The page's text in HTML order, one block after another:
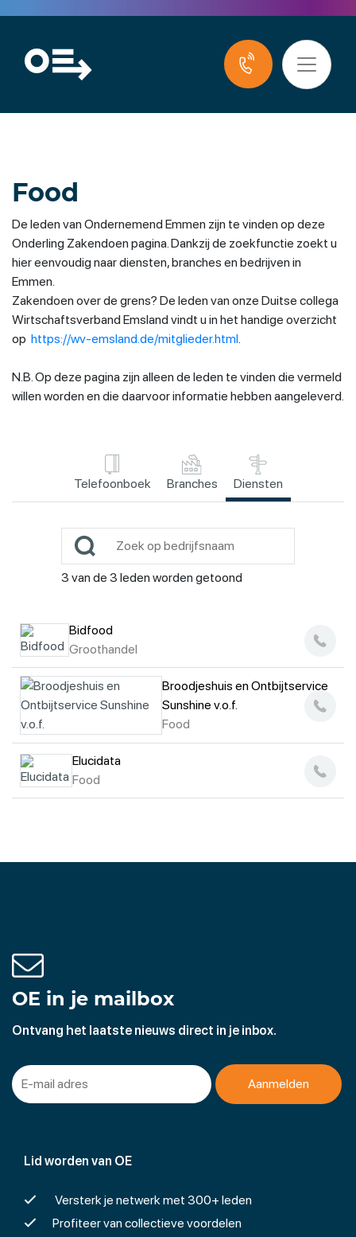
Food
De leden van Ondernemend Emmen zijn te vinden op deze
Onderling Zakendoen pagina. Dankzij de zoekfunctie zoekt u
hier eenvoudig naar diensten, branches en bedrijven in
Emmen.
Zakendoen over de grens? De leden van onze Duitse collega
Wirtschaftsverband Emsland vindt u in het handige overzicht
op https://wv-emsland.de/mitglieder.html.
N.B. Op deze pagina zijn alleen de leden te vinden die vermeld
willen worden en die daarvoor informatie hebben aangeleverd.
Telefoonboek Branches Diensten
3 van de 3 leden worden getoond
Bidfood
Groothandel
Broodjeshuis en Ontbijtservice
Sunshine v.o.f.
Food
Elucidata
Food
Lid worden van OE
Versterk je netwerk met 300+ leden
Profiteer van collectieve voordelen
OE in je mailbox
Ontvang het laatste nieuws direct in je inbox.